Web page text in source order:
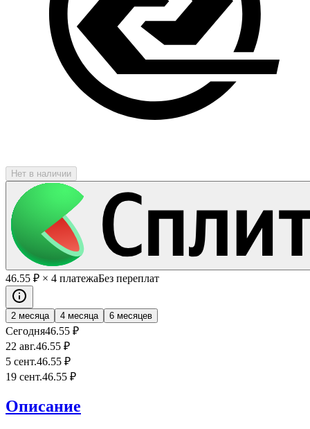
Нет в наличии
46.55 ₽ × 4 платежаБез переплат
2 месяца 4 месяца 6 месяцев
Сегодня46.55 ₽
22 авг.46.55 ₽
5 сент.46.55 ₽
19 сент.46.55 ₽
Описание